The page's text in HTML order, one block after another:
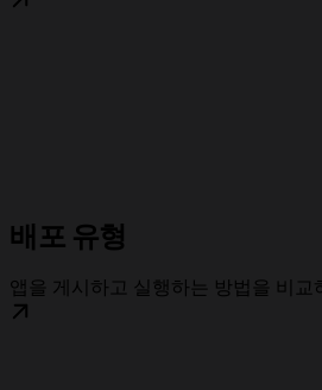
배포 유형
앱을 게시하고 실행하는 방법을 비교